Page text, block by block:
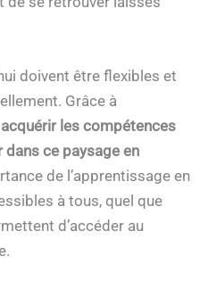
doivent être flexibles et
Grâce à
acquérir les compétences
ce paysage en
de l’apprentissage en
à tous, quel que
d’accéder au